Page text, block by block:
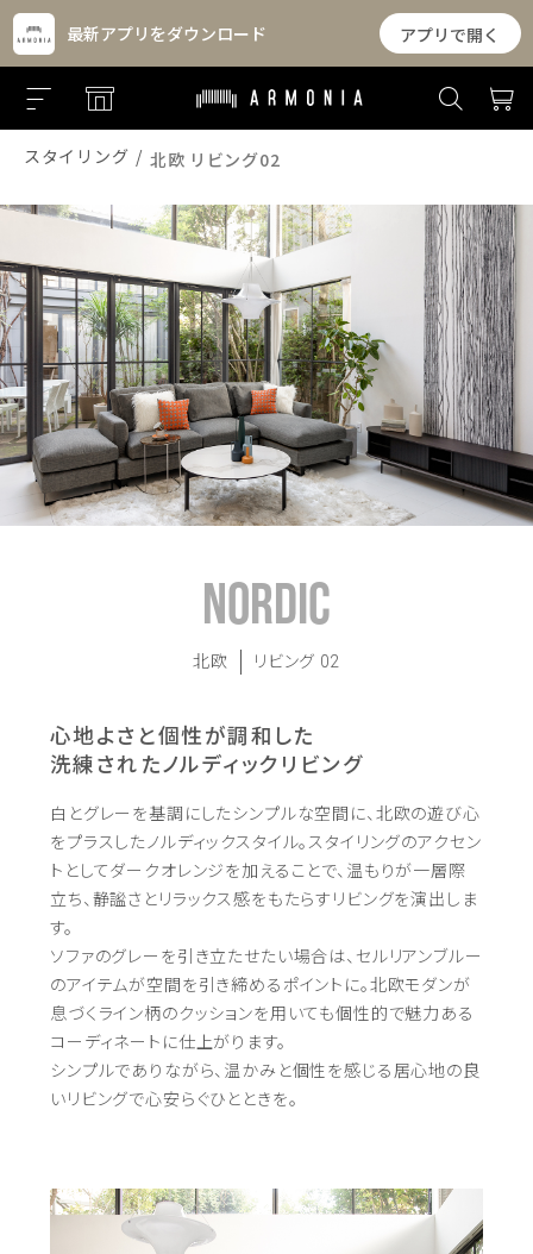
最新アプリをダウンロード アプリで開く
スタイリング 北欧 リビング02
NORDIC
北欧 リビング 02
心地よさと個性が調和した
洗練されたノルディックリビング
白とグレーを基調にしたシンプルな空間に、北欧の遊び心
をプラスしたノルディックスタイル。 スタイリングのアクセン
トとしてダークオレンジを加えることで、 温もりが一層際
立ち、静謐さとリラックス感をもたらすリビングを演出しま
す。
ソファのグレーを引き立たせたい場合は、セルリアンブルー
のアイテムが空間を引き締めるポイントに。北欧モダンが
息づくライン柄のクッションを用いても個性的で魅力ある
コーディネートに仕上がります。
シンプルでありながら、温かみと個性を感じる居心地の良
いリビングで心安らぐひとときを。